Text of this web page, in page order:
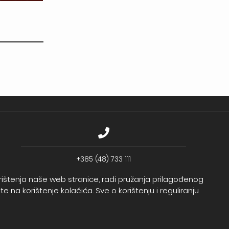
+385 (48) 733 111
Zagrebačka banka d.d.
IBAN - HR2723600001102099043
Temeljni kapital: 330.000,00kn uplaćen u cijelosti
naše web stranice, radi pružanja prilagođenog
na korištenje kolačića. Sve o korištenju i reguliranju